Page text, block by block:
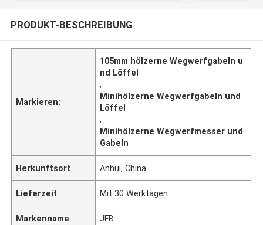
PRODUKT-BESCHREIBUNG
Markieren:
105mm hölzerne Wegwerfgabeln u
nd Löffel
,
Minihölzerne Wegwerfgabeln und
Löffel
,
Minihölzerne Wegwerfmesser und
Gabeln
Herkunftsort Anhui, China
Lieferzeit Mit 30 Werktagen
Markenname JFB